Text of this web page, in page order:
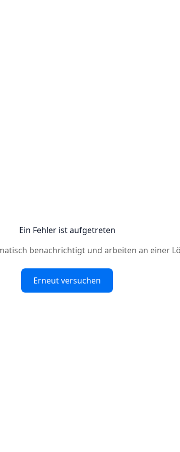
Ein Fehler ist aufgetreten
benachrichtigt und arbeiten an einer
Erneut versuchen